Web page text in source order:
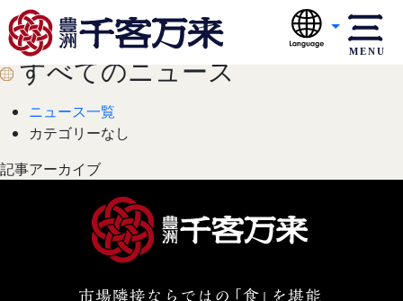
MENU
すべてのニュース
ニュース一覧
カテゴリーなし
記事アーカイブ